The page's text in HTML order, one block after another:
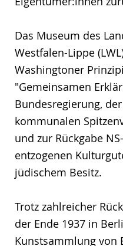
Das Museum des
Westfalen-Lippe
Washingtoner
"Gemeinsamen
Bundesregierung,
kommunalen
und zur Rückgabe
entzogenen
jüdischem Besitz.
Trotz zahlreicher
der Ende 1937 in
Kunstsammlung von